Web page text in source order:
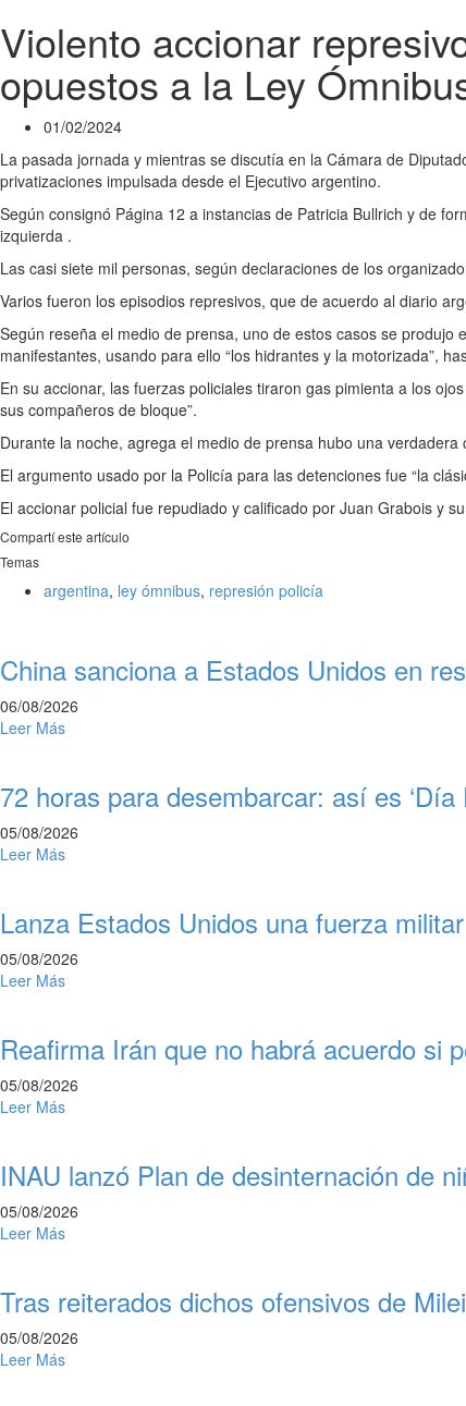
Violento accionar
opuestos a la Ley
01/02/2024
La pasada jornada y mientras se discutía en la Cámara de
privatizaciones impulsada desde el Ejecutivo argentino.
Según consignó Página 12 a instancias de Patricia Bullrich y de
izquierda .
Las casi siete mil personas, según declaraciones de los
Varios fueron los episodios represivos, que de acuerdo al diario
Según reseña el medio de prensa, uno de estos casos se
manifestantes, usando para ello “los hidrantes y la motorizada”,
En su accionar, las fuerzas policiales tiraron gas pimienta a los
sus compañeros de bloque”.
Durante la noche, agrega el medio de prensa hubo una
El argumento usado por la Policía para las detenciones fue “la
El accionar policial fue repudiado y calificado por Juan Grabois y
Compartí este artículo
Temas
argentina, ley ómnibus, represión policía
China sanciona a Estados Unidos en
06/08/2026
Leer Más
72 horas para desembarcar: así es
05/08/2026
Leer Más
Lanza Estados Unidos una fuerza
05/08/2026
Leer Más
Reafirma Irán que no habrá acuerdo si
05/08/2026
Leer Más
INAU lanzó Plan de desinternación de
05/08/2026
Leer Más
Tras reiterados dichos ofensivos de
05/08/2026
Leer Más